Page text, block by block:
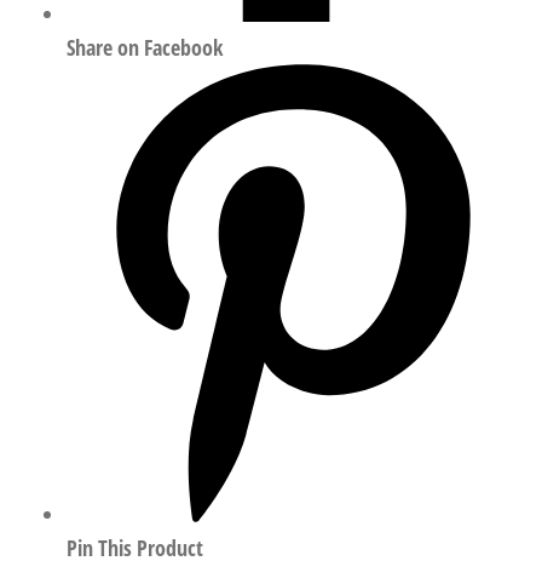
Share on Facebook
Pin This Product